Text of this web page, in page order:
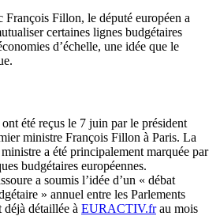
François Fillon, le député européen a
certaines lignes budgétaires
d’échelle, une idée que le
été reçus le 7 juin par le président
ministre François Fillon à Paris. La
a été principalement marquée par
budgétaires européennes.
a soumis l’idée d’un « débat
» annuel entre les Parlements
détaillée à EURACTIV.frau mois